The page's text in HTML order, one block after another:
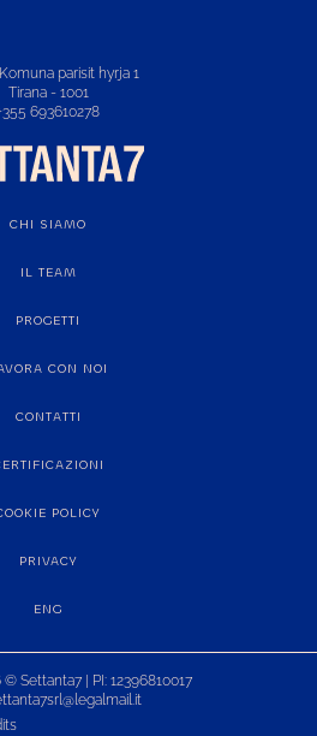
parisit hyrja 1
Tirana - 1001
693610278
CHI SIAMO
IL TEAM
PROGETTI
CON NOI
CONTATTI
POLICY
PRIVACY
ENG
Settanta7 | PI: 12396810017